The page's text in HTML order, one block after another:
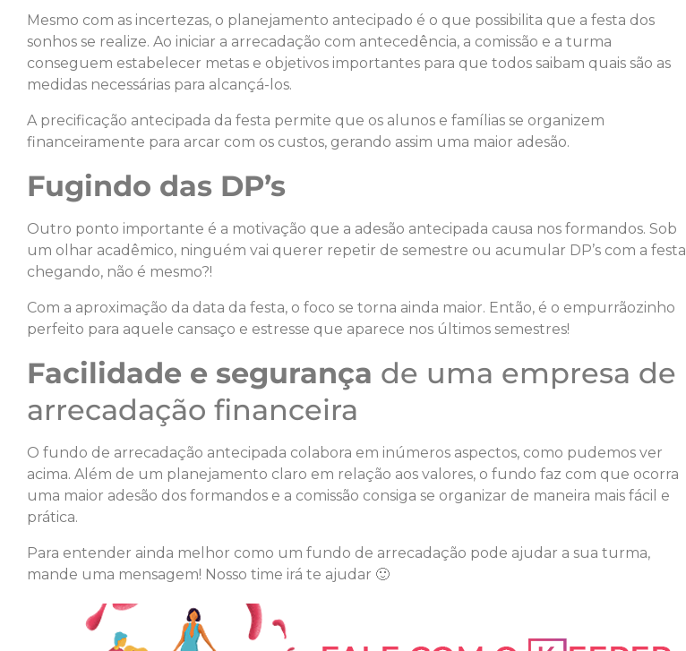
Mesmo com as incertezas, o planejamento antecipado é o que possibilita que a festa dos
sonhos se realize. Ao iniciar a arrecadação com antecedência, a comissão e a turma
conseguem estabelecer metas e objetivos importantes para que todos saibam quais são as
medidas necessárias para alcançá-los.
A precificação antecipada da festa permite que os alunos e famílias se organizem
financeiramente para arcar com os custos, gerando assim uma maior adesão.
Fugindo das DP’s
Outro ponto importante é a motivação que a adesão antecipada causa nos formandos. Sob
um olhar acadêmico, ninguém vai querer repetir de semestre ou acumular DP’s com a festa
chegando, não é mesmo?!
Com a aproximação da data da festa, o foco se torna ainda maior. Então, é o empurrãozinho
perfeito para aquele cansaço e estresse que aparece nos últimos semestres!
Facilidade e segurança de uma empresa de
arrecadação financeira
O fundo de arrecadação antecipada colabora em inúmeros aspectos, como pudemos ver
acima. Além de um planejamento claro em relação aos valores, o fundo faz com que ocorra
uma maior adesão dos formandos e a comissão consiga se organizar de maneira mais fácil e
prática.
Para entender ainda melhor como um fundo de arrecadação pode ajudar a sua turma,
mande uma mensagem! Nosso time irá te ajudar 🙂